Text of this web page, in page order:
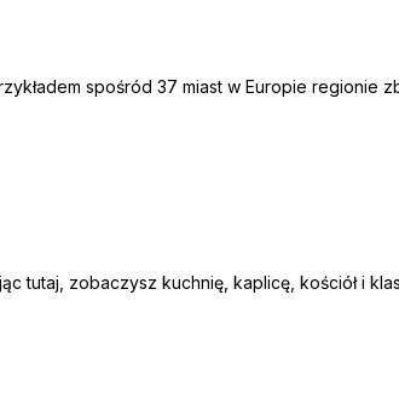
spośród 37 miast w Europie regionie
tutaj, zobaczysz kuchnię, kaplicę, kościół i